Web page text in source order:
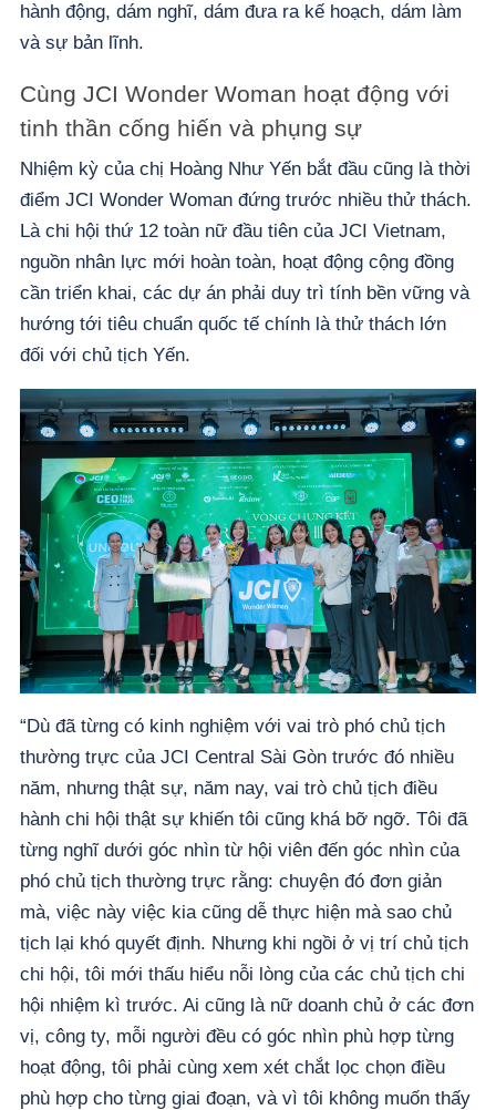
hành động, dám nghĩ, dám đưa ra kế hoạch, dám làm
và sự bản lĩnh.
Cùng JCI Wonder Woman hoạt động với
tinh thần cống hiến và phụng sự
Nhiệm kỳ của chị Hoàng Như Yến bắt đầu cũng là thời
điểm JCI Wonder Woman đứng trước nhiều thử thách.
Là chi hội thứ 12 toàn nữ đầu tiên của JCI Vietnam,
nguồn nhân lực mới hoàn toàn, hoạt động cộng đồng
cần triển khai, các dự án phải duy trì tính bền vững và
hướng tới tiêu chuẩn quốc tế chính là thử thách lớn
đối với chủ tịch Yến.
“Dù đã từng có kinh nghiệm với vai trò phó chủ tịch
thường trực của JCI Central Sài Gòn trước đó nhiều
năm, nhưng thật sự, năm nay, vai trò chủ tịch điều
hành chi hội thật sự khiến tôi cũng khá bỡ ngỡ. Tôi đã
từng nghĩ dưới góc nhìn từ hội viên đến góc nhìn của
phó chủ tịch thường trực rằng: chuyện đó đơn giản
mà, việc này việc kia cũng dễ thực hiện mà sao chủ
tịch lại khó quyết định. Nhưng khi ngồi ở vị trí chủ tịch
chi hội, tôi mới thấu hiểu nỗi lòng của các chủ tịch chi
hội nhiệm kì trước. Ai cũng là nữ doanh chủ ở các đơn
vị, công ty, mỗi người đều có góc nhìn phù hợp từng
hoạt động, tôi phải cùng xem xét chắt lọc chọn điều
phù hợp cho từng giai đoạn, và vì tôi không muốn thấy